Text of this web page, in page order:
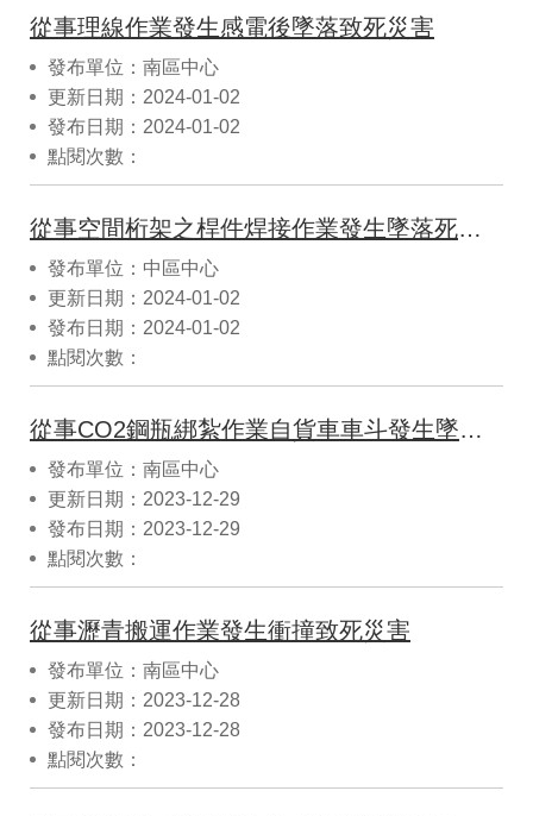
從事理線作業發生感電後墜落致死災害
發布單位：南區中心
更新日期：2024-01-02
發布日期：2024-01-02
點閱次數：
從事空間桁架之桿件焊接作業發生墜落死亡災害
發布單位：中區中心
更新日期：2024-01-02
發布日期：2024-01-02
點閱次數：
從事CO2鋼瓶綁紮作業自貨車車斗發生墜落致死災害
發布單位：南區中心
更新日期：2023-12-29
發布日期：2023-12-29
點閱次數：
從事瀝青搬運作業發生衝撞致死災害
發布單位：南區中心
更新日期：2023-12-28
發布日期：2023-12-28
點閱次數：